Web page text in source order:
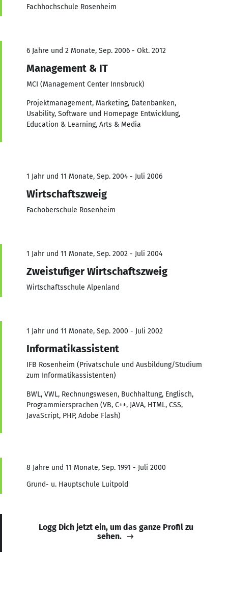
Fachhochschule Rosenheim
6 Jahre und 2 Monate, Sep. 2006 - Okt. 2012
Management & IT
MCI (Management Center Innsbruck)
Projektmanagement, Marketing, Datenbanken,
Usability, Software und Homepage Entwicklung,
Education & Learning, Arts & Media
1 Jahr und 11 Monate, Sep. 2004 - Juli 2006
Wirtschaftszweig
Fachoberschule Rosenheim
1 Jahr und 11 Monate, Sep. 2002 - Juli 2004
Zweistufiger Wirtschaftszweig
Wirtschaftsschule Alpenland
1 Jahr und 11 Monate, Sep. 2000 - Juli 2002
Informatikassistent
IFB Rosenheim (Privatschule und Ausbildung/Studium
zum Informatikassistenten)
BWL, VWL, Rechnungswesen, Buchhaltung, Englisch,
Programmiersprachen (VB, C++, JAVA, HTML, CSS,
JavaScript, PHP, Adobe Flash)
8 Jahre und 11 Monate, Sep. 1991 - Juli 2000
Grund- u. Hauptschule Luitpold
Logg Dich jetzt ein, um das ganze Profil zu
sehen.